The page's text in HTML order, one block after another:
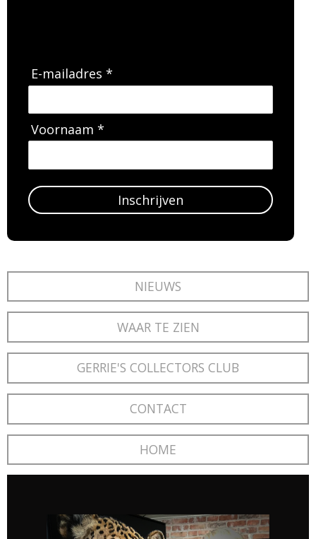
E-mailadres *
Voornaam *
Inschrijven
NIEUWS
WAAR TE ZIEN
GERRIE'S COLLECTORS CLUB
CONTACT
HOME